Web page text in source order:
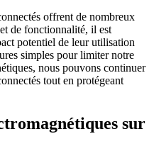
offrent de nombreux
de fonctionnalité, il est
potentiel de leur utilisation
simples pour limiter notre
nous pouvons continuer
tout en protégeant
sur